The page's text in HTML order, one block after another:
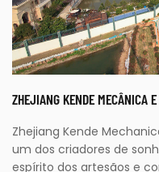
ZHEJIANG KENDE MECÂNICA
Zhejiang Kende
um dos criadores de
espírito dos artesãos e